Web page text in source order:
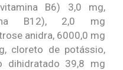
B6) 3,0 mg,
B12), 2,0 mg
anidra, 6000,0 mg
cloreto de potássio,
dihidratado 39,8 mg